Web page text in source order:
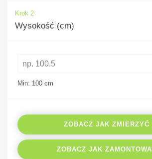
Krok 2
Wysokość (cm)
Min: 100 cm
ZOBACZ JAK ZMIERZYĆ
ZOBACZ JAK